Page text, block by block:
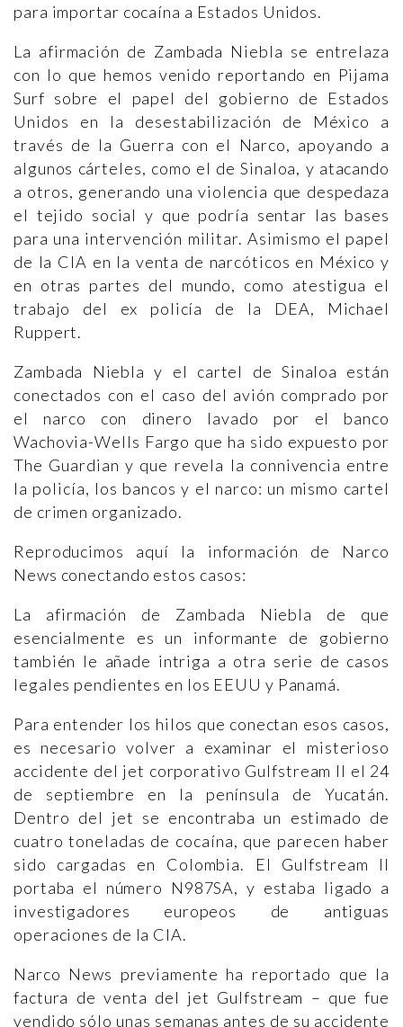
para importar cocaína a Estados Unidos.
La afirmación de Zambada Niebla se entrelaza
con lo que hemos venido reportando en Pijama
Surf sobre el papel del gobierno de Estados
Unidos en la desestabilización de México a
través de la Guerra con el Narco, apoyando a
algunos cárteles, como el de Sinaloa, y atacando
a otros, generando una violencia que despedaza
el tejido social y que podría sentar las bases
para una intervención militar. Asimismo el papel
de la CIA en la venta de narcóticos en México y
en otras partes del mundo, como atestigua el
trabajo del ex policía de la DEA, Michael
Ruppert.
Zambada Niebla y el cartel de Sinaloa están
conectados con el caso del avión comprado por
el narco con dinero lavado por el banco
Wachovia-Wells Fargo que ha sido expuesto por
The Guardian y que revela la connivencia entre
la policía, los bancos y el narco: un mismo cartel
de crimen organizado.
Reproducimos aquí la información de Narco
News conectando estos casos:
La afirmación de Zambada Niebla de que
esencialmente es un informante de gobierno
también le añade intriga a otra serie de casos
legales pendientes en los EEUU y Panamá.
Para entender los hilos que conectan esos casos,
es necesario volver a examinar el misterioso
accidente del jet corporativo Gulfstream II el 24
de septiembre en la península de Yucatán.
Dentro del jet se encontraba un estimado de
cuatro toneladas de cocaína, que parecen haber
sido cargadas en Colombia. El Gulfstream II
portaba el número N987SA, y estaba ligado a
investigadores europeos de antiguas
operaciones de la CIA.
Narco News previamente ha reportado que la
factura de venta del jet Gulfstream – que fue
vendido sólo unas semanas antes de su accidente